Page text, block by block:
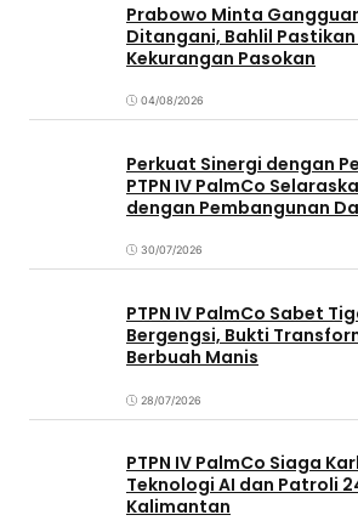
Prabowo Minta
Ditangani, Bahlil
Kekurangan Pasokan
04/08/2026
Perkuat Sinergi dengan
PTPN IV PalmCo
dengan Pembangunan
30/07/2026
PTPN IV PalmCo Sabet
Bergengsi, Bukti
Berbuah Manis
28/07/2026
PTPN IV PalmCo Siaga
Teknologi AI dan Patroli
Kalimantan